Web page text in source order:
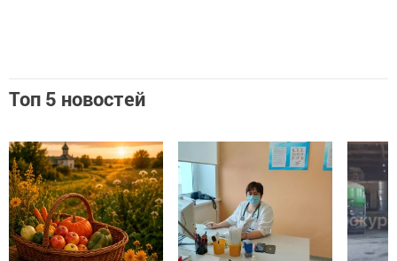
Топ 5 новостей